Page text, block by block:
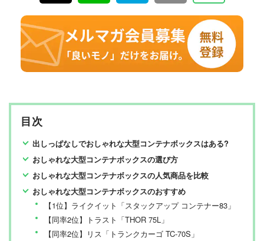
目次
出しっぱなしでおしゃれな大型コンテナボックスはある?
おしゃれな大型コンテナボックスの選び方
おしゃれな大型コンテナボックスの人気商品を比較
おしゃれな大型コンテナボックスのおすすめ
【1位】ライクイット「スタックアップ コンテナー83」
【同率2位】トラスト「THOR 75L」
【同率2位】リス「トランクカーゴ TC-70S」